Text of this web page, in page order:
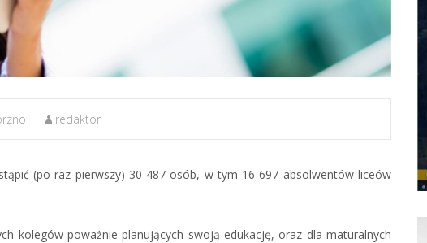
redaktor
(po raz pierwszy) 30 487 osób, w tym 16 697 absolwentów liceów
kolegów poważnie planujących swoją edukację, oraz dla maturalnych